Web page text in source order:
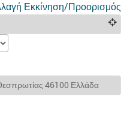
Εκκίνηση/Προορισμός